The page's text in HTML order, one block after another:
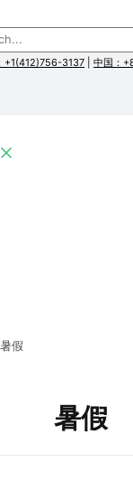
+1(412)756-3137 中国：
暑假
暑假